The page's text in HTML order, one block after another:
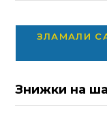
ЗЛАМАЛИ
Знижки на